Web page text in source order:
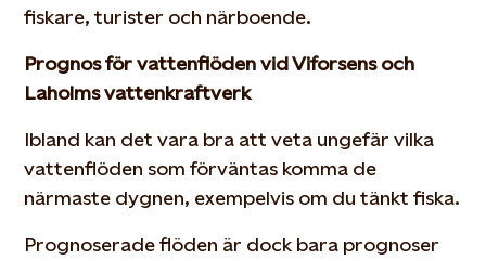
fiskare, turister och närboende.
Prognos för vattenflöden vid Viforsens och
Laholms vattenkraftverk
Ibland kan det vara bra att veta ungefär vilka
vattenflöden som förväntas komma de
närmaste dygnen, exempelvis om du tänkt fiska.
Prognoserade flöden är dock bara prognoser